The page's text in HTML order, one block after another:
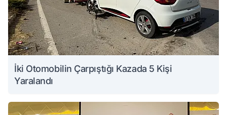
İki Otomobilin Çarpıştığı Kazada 5 Kişi
Yaralandı